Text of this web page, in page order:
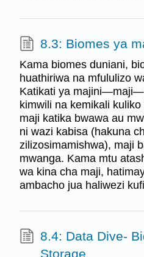
8.3: Biomes ya
Kama biomes duniani,
huathiriwa na mfululizo
Katikati ya
kimwili na kemikali
maji katika bwawa au
ni wazi kabisa (hakuna
zilizosimamishwa), maji
mwanga. Kama mtu
wa kina cha maji,
ambacho jua haliwezi
8.4: Data Dive-
Storage